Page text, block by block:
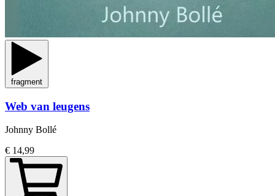
fragment
Web van leugens
Johnny Bollé
€ 14,99